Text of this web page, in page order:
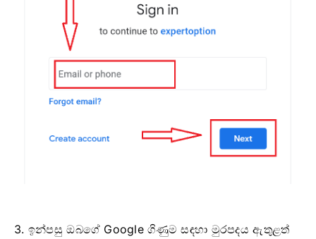
3. ඉන්පසු ඔබගේ Google ගිණුම සඳහා මුරපදය ඇතුළත්